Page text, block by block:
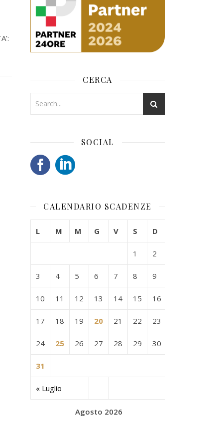
CERCA
SOCIAL
CALENDARIO SCADENZE
Agosto 2026
L M M G V S D
« Luglio
1 2
3 4 5 6 7 8 9
10 11 12 13 14 15 16
17 18 19 20 21 22 23
24 25 26 27 28 29 30
31